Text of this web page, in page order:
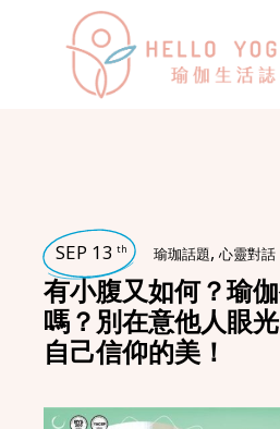
SEP 13 th 瑜珈話題,心靈對話
有小腹又如何？瑜
嗎？別在意他人眼
自己信仰的美！